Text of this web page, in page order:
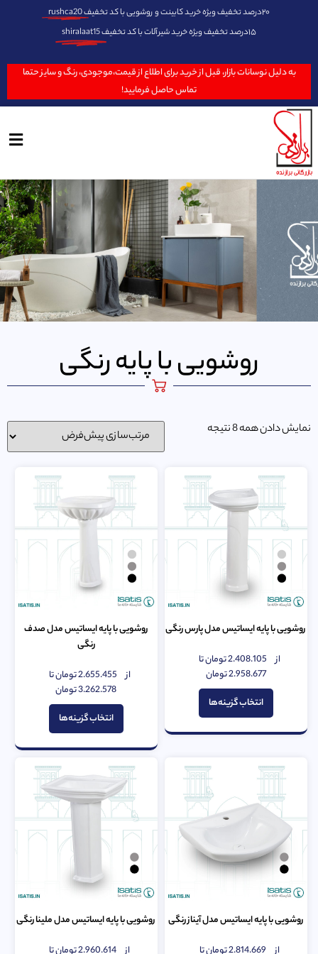
۲۰درصد تخفیف ویژه خرید کابینت و روشویی با کد تخفیف
rushca20
۱۵درصد تخفیف ویژه خرید شیرآلات با کد تخفیف
shiralaat15
به دلیل نوسانات بازار، قبل از خرید برای اطلاع از قیمت،موجودی، رنگ و سایز حتما
تماس حاصل فرمایید!
روشویی با پایه رنگی
نمایش دادن همه 8 نتیجه
روشویی با پایه ایساتیس مدل پارس رنگی
امتیاز
0
از 2.408.105تومانتا
2.958.677تومان
انتخاب گزینه‌ها
روشویی با پایه ایساتیس مدل صدف
رنگی
امتیاز
0
از 2.655.455تومانتا
3.262.578تومان
انتخاب گزینه‌ها
روشویی با پایه ایساتیس مدل آیناز رنگی
از 2.814.669تومانتا
روشویی با پایه ایساتیس مدل ملینا رنگی
از 2.960.614تومانتا